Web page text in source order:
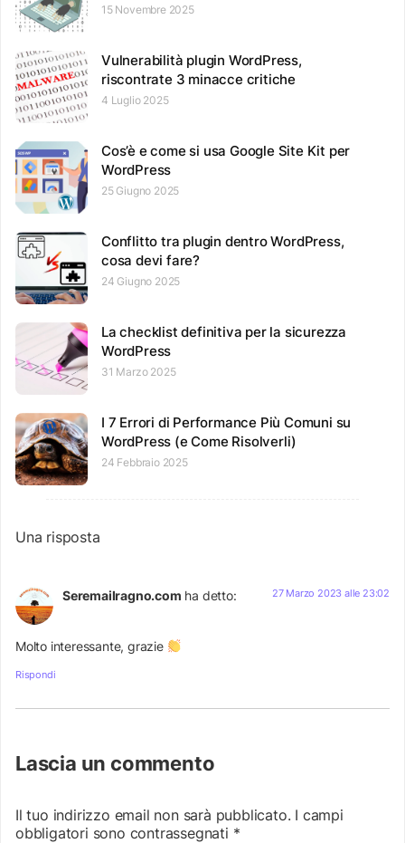
15 Novembre 2025
Vulnerabilità plugin WordPress,
riscontrate 3 minacce critiche
4 Luglio 2025
Cos’è e come si usa Google Site Kit per
WordPress
25 Giugno 2025
Conflitto tra plugin dentro WordPress,
cosa devi fare?
24 Giugno 2025
La checklist definitiva per la sicurezza
WordPress
31 Marzo 2025
I 7 Errori di Performance Più Comuni su
WordPress (e Come Risolverli)
24 Febbraio 2025
Una risposta
Seremailragno.com ha detto: 27 Marzo 2023 alle 23:02
Molto interessante, grazie
Rispondi
Lascia un commento
Il tuo indirizzo email non sarà pubblicato. I campi
obbligatori sono contrassegnati *